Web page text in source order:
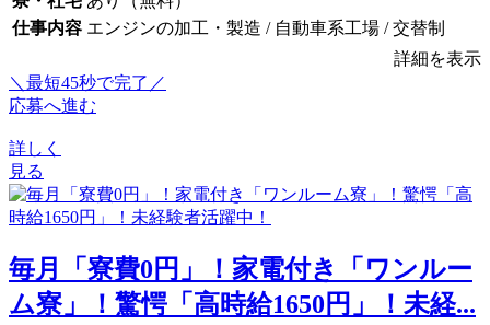
仕事内容 エンジンの加工・製造 / 自動車系工場 / 交替制
詳細を表示
＼最短45秒で完了／
応募へ進む
詳しく
見る
毎月「寮費0円」！家電付き「ワンルー
ム寮」！驚愕「高時給1650円」！未経...